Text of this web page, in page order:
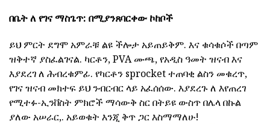
በቤት ለ የገና ማስጌጥ: በሚያንጸባርቀው ኮከቦች
ይህ ምርት ደግሞ አምራቹ ልዩ ችሎታ አይጠይቅም. እና ቁሳቁሶች በጣም
ዝቅተኛ ያስፈልገናል. ካርቶን, PVA ሙጫ, የአዲስ ዓመት ዝናብ እና
እያደረገ ለ ሕብረቁምፊ. የካርቶን sprocket ተጠባቂ ልስን መቁረጥ,
የገና ዝናብ መክተፍ ይህ ንብርብር ላይ አፈሰሰው. እያደረጉ ለ እየጠረገ
የሚተፉ-ኢንቨስት ምክሮች ማሳውቅ ስር በትይዩ ውስጥ በሌላ በኩል
ያለው አሠራር,. አይወቁት እንጂ ቅጥ ጋር እስማማለሁ!